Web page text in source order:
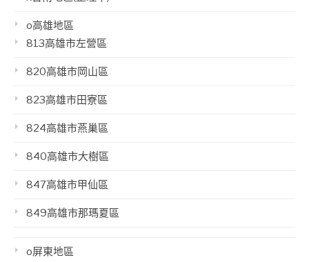
o高雄地區
813高雄市左營區
820高雄市岡山區
823高雄市田寮區
824高雄市燕巢區
840高雄市大樹區
847高雄市甲仙區
849高雄市那瑪夏區
o屏東地區